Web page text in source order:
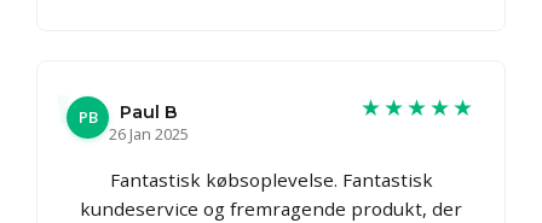
PB
Paul B
26 Jan 2025
★★★★★
Fantastisk købsoplevelse. Fantastisk
kundeservice og fremragende produkt, der